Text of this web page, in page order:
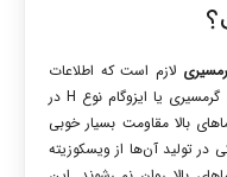
لازم است که اطلاعات
کاملی در مورد این ایزوگام‌ها داشت. ایزوگام گرمسیری یا ایزوگام نوع H در
بالا مقاومت بسیار خوبی
در تولید آن‌ها از ویسکوزیته